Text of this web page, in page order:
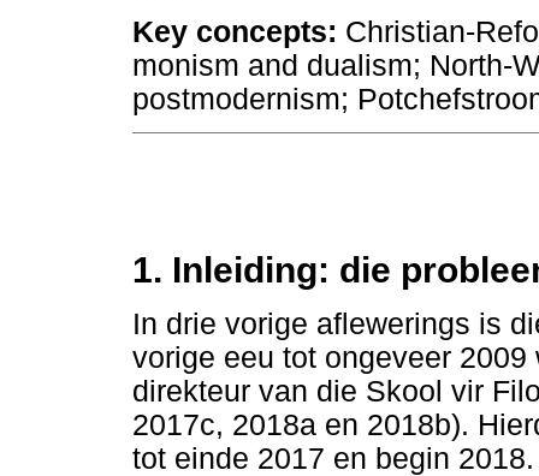
Key concepts: Christian-
monism and dualism; North-
postmodernism;
1. Inleiding: die
In drie vorige aflewerings is
vorige eeu tot ongeveer
direkteur van die Skool vir
2017c, 2018a en 2018b).
tot einde 2017 en begin 2018.